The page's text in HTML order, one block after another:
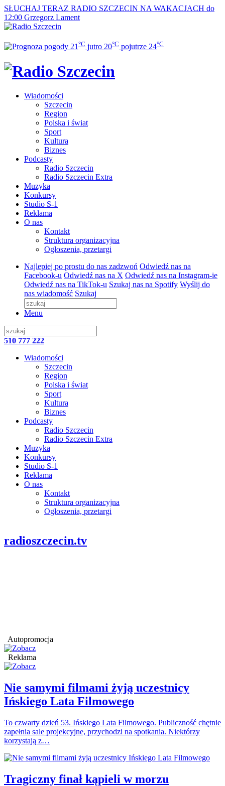
SŁUCHAJ TERAZ RADIO SZCZECIN NA WAKACJACH do
12:00 Grzegorz Lament
21 °C jutro 20°C pojutrze 24°C
Wiadomości
Szczecin
Region
Polska i świat
Sport
Kultura
Biznes
Podcasty
Radio Szczecin
Radio Szczecin Extra
Muzyka
Konkursy
Studio S-1
Reklama
O nas
Kontakt
Struktura organizacyjna
Ogłoszenia, przetargi
Najlepiej po prostu do nas zadzwoń Odwiedź nas na
Facebook-u Odwiedź nas na X Odwiedź nas na Instagram-ie
Odwiedź nas na TikTok-u Szukaj nas na Spotify Wyślij do
nas wiadomość Szukaj
Menu
510 777 222
Wiadomości
Szczecin
Region
Polska i świat
Sport
Kultura
Biznes
Podcasty
Radio Szczecin
Radio Szczecin Extra
Muzyka
Konkursy
Studio S-1
Reklama
O nas
Kontakt
Struktura organizacyjna
Ogłoszenia, przetargi
radioszczecin.tv
Autopromocja
Reklama
Nie samymi filmami żyją uczestnicy
Ińskiego Lata Filmowego
To czwarty dzień 53. Ińskiego Lata Filmowego. Publiczność chętnie
zapełnia sale projekcyjne, przychodzi na spotkania. Niektórzy
korzystają z…
Tragiczny finał kąpieli w morzu